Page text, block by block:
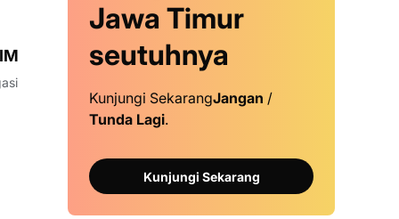
Jawa Timur
seutuhnya
Kunjungi SekarangJangan /
Tunda Lagi.
Kunjungi Sekarang